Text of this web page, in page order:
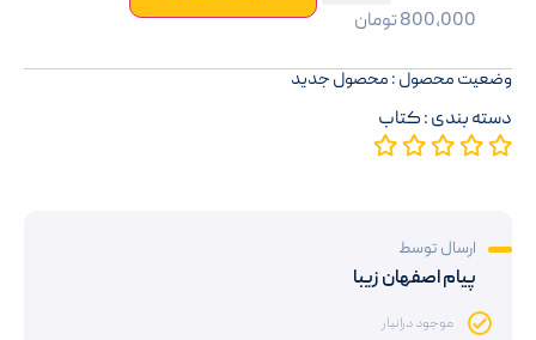
800,000تومان
وضعیت محصول : محصول جدید
دسته بندی :کتاب
ارسال توسط
پیام اصفهان زیبا
موجود درانبار